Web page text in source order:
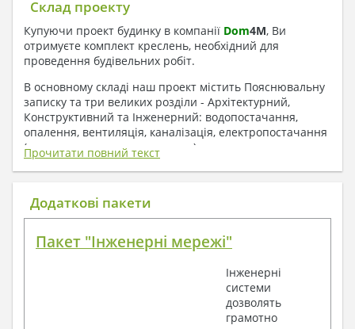
Склад проекту
Купуючи проект будинку в компанії Dom4M, Ви
отримуєте комплект креслень, необхідний для
проведення будівельних робіт.
В основному складі наш проект містить Пояснювальну
записку та три великих розділи - Архітектурний,
Конструктивний та Інженерний: водопостачання,
опалення, вентиляція, каналізація, електропостачання
( купується за додаткову плату ).
1. До складу Архітектурного розділу
входять:
План покрівлі
Фасади з даними зовнішніх оздоблень
Елементи прорізів – специфікація
Дані перемичок – перетин та специфікація
Прочитати повний текст
Додаткові пакети
Пакет "Інженерні мережі"
Інженерні
системи
дозволять
грамотно